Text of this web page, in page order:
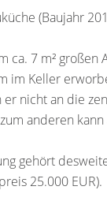
(Baujahr
ca. 7 m² großen
im Keller
er nicht an die
anderen
gehört
25.000 EUR).